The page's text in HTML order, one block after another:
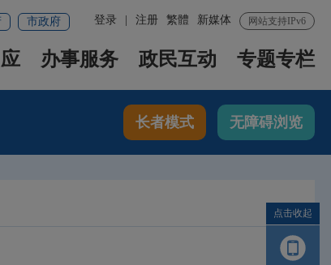
网站支持IPv6
新媒体
繁體
登录 注册
市政府
办事服务 政民互动 专题专栏
长者模式 无障碍浏览
点击收起